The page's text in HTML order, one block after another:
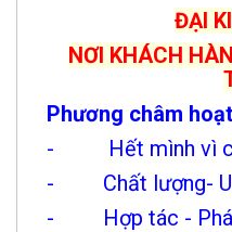
ĐẠI
NƠI KHÁCH
Phương châm
- Hết mình vì
- Chất lượng- Uy
- Hợp tác - Phát